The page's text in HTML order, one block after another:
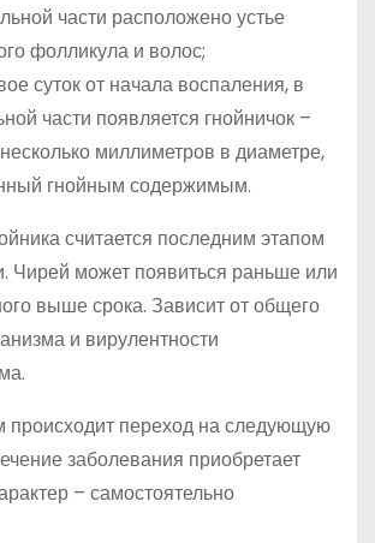
части расположено устье
фолликула и волос;
суток от начала воспаления, в
части появляется гнойничок –
миллиметров в диаметре,
гнойным содержимым.
считается последним этапом
Чирей может появиться раньше или
выше срока. Зависит от общего
и вирулентности
переход на следующую
заболевания приобретает
– самостоятельно